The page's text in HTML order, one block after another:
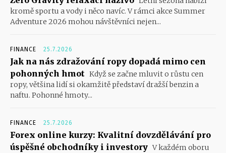
kromě sportu a vody i něco navíc. V rámci akce Summer
Adventure 2026 mohou návštěvníci nejen...
FINANCE 25.7.2026
Jak na nás zdražování ropy dopadá mimo cen
pohonných hmot Když se začne mluvit o růstu cen
ropy, většina lidí si okamžitě představí dražší benzin a
naftu. Pohonné hmoty...
FINANCE 25.7.2026
Forex online kurzy: Kvalitní dovzdělávání pro
úspěšné obchodníky i investory V každém oboru